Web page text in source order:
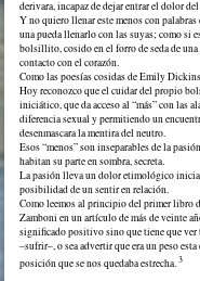
derivara, incapaz de dejar entrar el dolor del
Y no quiero llenar este menos con
una pueda llenarlo con las suyas; como si
bolsillito, cosido en el forro de seda de
contacto con el corazón.
Como las poesías cosidas de Emily
Hoy reconozco que el cuidar del propio
iniciático, que da acceso al “más” con las
diferencia sexual y permitiendo un
desenmascara la mentira del neutro.
Esos “menos” son inseparables de la
habitan su parte en sombra, secreta.
La pasión lleva un dolor etimológico
posibilidad de un sentir en relación.
Como leemos al principio del primer libro
Zamboni en un artículo de más de veinte
significado positivo sino que tiene que ver
–sufrir–, o sea advertir que era un peso
posición que se nos quedaba estrecha.3